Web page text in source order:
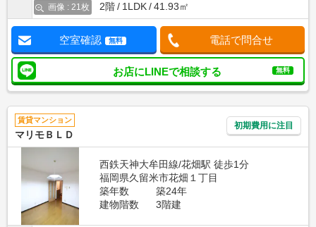
画像 : 21枚
2階
1LDK 41.93㎡
空室確認 無料 電話で問合せ
お店にLINEで相談する 無料
賃貸マンション
マリモＢＬＤ
初期費用に注目
西鉄天神大牟田線/花畑駅 徒歩1分
福岡県久留米市花畑１丁目
築年数
築24年
建物階数
3階建